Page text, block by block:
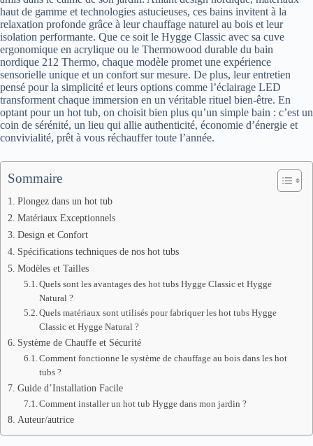
haut de gamme et technologies astucieuses, ces bains invitent à la
relaxation profonde grâce à leur chauffage naturel au bois et leur
isolation performante. Que ce soit le Hygge Classic avec sa cuve
ergonomique en acrylique ou le Thermowood durable du bain
nordique 212 Thermo, chaque modèle promet une expérience
sensorielle unique et un confort sur mesure. De plus, leur entretien
pensé pour la simplicité et leurs options comme l’éclairage LED
transforment chaque immersion en un véritable rituel bien-être. En
optant pour un hot tub, on choisit bien plus qu’un simple bain : c’est un
coin de sérénité, un lieu qui allie authenticité, économie d’énergie et
convivialité, prêt à vous réchauffer toute l’année.
Sommaire
Plongez dans un hot tub
Matériaux Exceptionnels
Design et Confort
Spécifications techniques de nos hot tubs
Modèles et Tailles
Quels sont les avantages des hot tubs Hygge Classic et Hygge
Natural ?
Quels matériaux sont utilisés pour fabriquer les hot tubs Hygge
Classic et Hygge Natural ?
Système de Chauffe et Sécurité
Comment fonctionne le système de chauffage au bois dans les hot
tubs ?
Guide d’Installation Facile
Comment installer un hot tub Hygge dans mon jardin ?
Auteur/autrice